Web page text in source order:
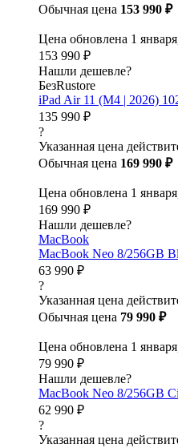
Обычная цена 153 990 ₽
Цена обновлена 1
153 990 ₽
Нашли дешевле?
БезRustore
iPad Air 11 (M4 | 2026)
135 990 ₽
?
Указанная цена
Обычная цена 169 990 ₽
Цена обновлена 1
169 990 ₽
Нашли дешевле?
MacBook
MacBook Neo 8/256GB
63 990 ₽
?
Указанная цена
Обычная цена 79 990 ₽
Цена обновлена 1
79 990 ₽
Нашли дешевле?
MacBook Neo 8/256GB
62 990 ₽
?
Указанная цена